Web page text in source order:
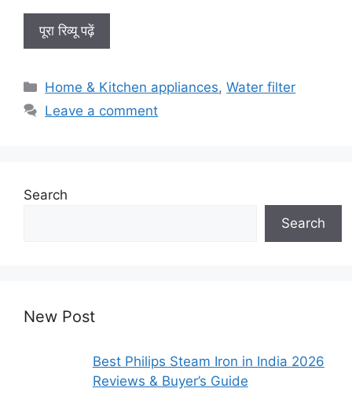
पूरा रिव्यू पढ़ें
Categories
Home & Kitchen appliances,Water filter
Leave a comment
Search
Search
New Post
Best Philips Steam Iron in India 2026
Reviews & Buyer’s Guide